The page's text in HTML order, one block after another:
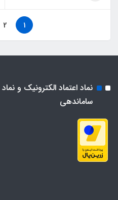
1
2
نماد اعتماد الکترونیک و نماد
ساماندهی